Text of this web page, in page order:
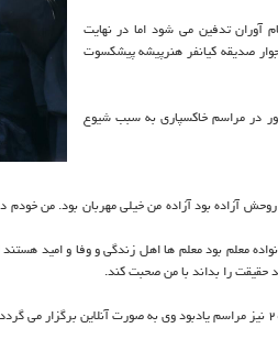
آوران تدفین می شود اما در نهایت
صدیقه کیانفر هنرپیشه پیشکسوت
در مراسم خاکسپاری به سبب شیوع
آزاده بود آزاده من خیلی مهربان بود. من
معلم بود معلم ها اهل زندگی و وفا و امید
را بداند با من صحبت کند.